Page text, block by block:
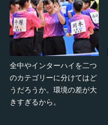
全中やインターハイを二つ
のカテゴリーに分けてはど
うだろうか。環境の差が大
きすぎるから。